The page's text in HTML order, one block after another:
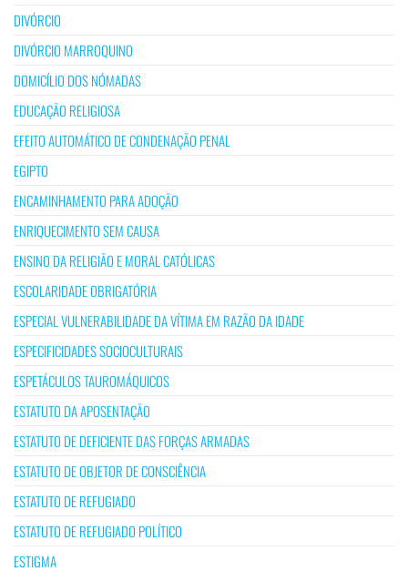
DIVÓRCIO
DIVÓRCIO MARROQUINO
DOMICÍLIO DOS NÓMADAS
EDUCAÇÃO RELIGIOSA
EFEITO AUTOMÁTICO DE CONDENAÇÃO PENAL
EGIPTO
ENCAMINHAMENTO PARA ADOÇÃO
ENRIQUECIMENTO SEM CAUSA
ENSINO DA RELIGIÃO E MORAL CATÓLICAS
ESCOLARIDADE OBRIGATÓRIA
ESPECIAL VULNERABILIDADE DA VÍTIMA EM RAZÃO DA IDADE
ESPECIFICIDADES SOCIOCULTURAIS
ESPETÁCULOS TAUROMÁQUICOS
ESTATUTO DA APOSENTAÇÃO
ESTATUTO DE DEFICIENTE DAS FORÇAS ARMADAS
ESTATUTO DE OBJETOR DE CONSCIÊNCIA
ESTATUTO DE REFUGIADO
ESTATUTO DE REFUGIADO POLÍTICO
ESTIGMA